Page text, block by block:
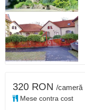
320 RON /cameră
Mese contra cost